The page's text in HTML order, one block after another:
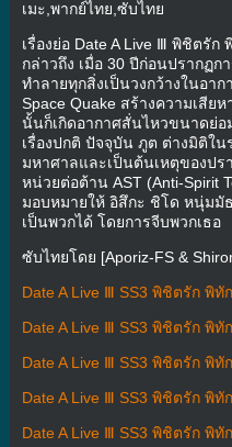
เมะ,พากย์ไทย,ซับไทย
เรื่องย่อ Date A Live Ⅲ พิชิตรั
กล่าวถึง เมื่อ 30 ปีก่อนปรากฏ
ทำลายทุกสิ่งเป็นวงกว้างในอาก
Space Quake สร้างความเสีย
นั้นก็เกิดอากาศสั่นไหวขนาดย่
เรื่องปกติ ปัจจุบัน ภูต ต่างมิติใ
มหาศาลและเป็นต้นเหตุของป
หน่วยต่อต้าน AST (Anti-Spirit
มอบหมายให้ อิสึกะ ชิโด หนุ่มมั
เป็นพวกได้ โดยการจีบพวกเธอ
ซับไทยโดย [Aporiz-FS &
Date A Live Ⅲ SS3 พิชิตรัก พิ
Date A Live Ⅲ SS3 พิชิตรัก พิ
Date A Live Ⅲ SS3 พิชิตรัก พิ
Date A Live Ⅲ SS3 พิชิตรัก พิ
Date A Live Ⅲ SS3 พิชิตรัก พิ